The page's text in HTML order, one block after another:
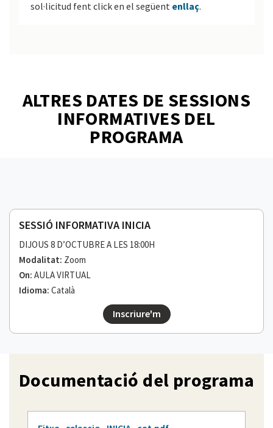
sol·licitud fent click en el següent enllaç.
ALTRES DATES DE SESSIONS
INFORMATIVES DEL
PROGRAMA
SESSIÓ INFORMATIVA INICIA
DIJOUS 8 D’OCTUBRE A LES 18:00H
Modalitat: Zoom
On: AULA VIRTUAL
Idioma: Català
Inscriure'm
Documentació del programa